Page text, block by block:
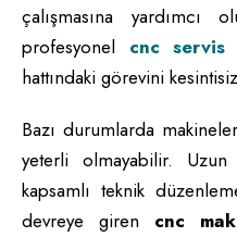
çalışmasına yardımcı
profesyonel cnc servis
hattındaki görevini
Bazı durumlarda
yeterli olmayabilir. Uzun
kapsamlı teknik
devreye giren cnc